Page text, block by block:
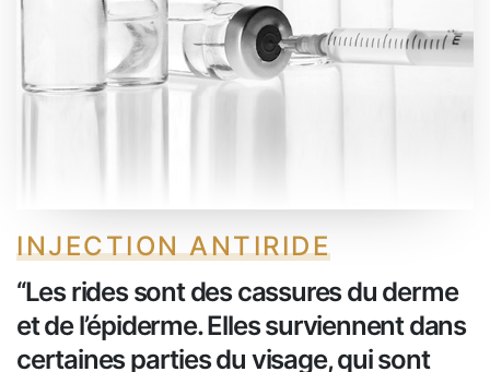
INJECTION ANTIRIDE
‘‘Les rides sont des cassures du derme
et de l’épiderme. Elles surviennent dans
certaines parties du visage, qui sont